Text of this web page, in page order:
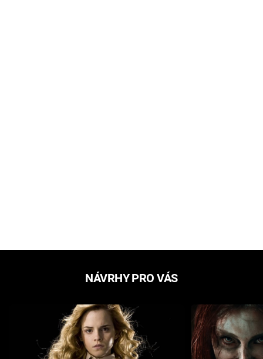
NÁVRHY PRO VÁS